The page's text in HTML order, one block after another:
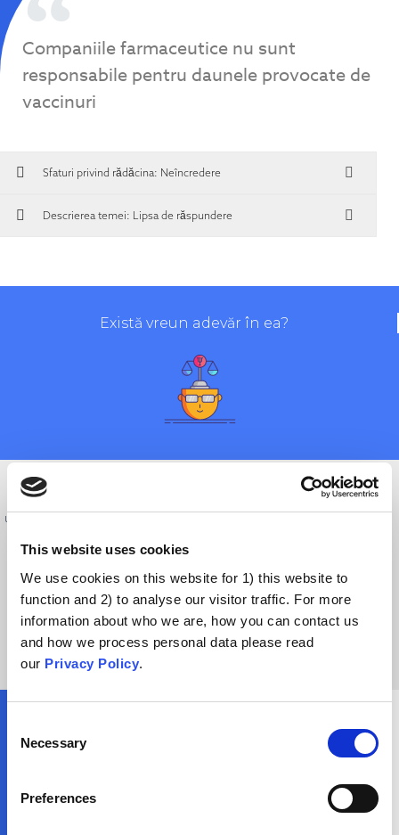
This website uses cookies
We use cookies on this website for 1) this website to
function and 2) to analyse our visitor traffic. For more
information about who we are, how you can contact us
and how we process personal data please read
our Privacy Policy.
Selection
Necessary
Preferences
Companiile farmaceutice nu sunt
responsabile pentru daunele provocate de
vaccinuri
Sfaturi privind rădăcina: Neîncredere
Descrierea temei: Lipsa de răspundere
Există vreun adevăr în ea?
oameni pot fi îngrijorați de vaccinuri deoarece, datorită autorizației de
utilizare de urgență a vaccinurilor COVID-19, companiile farmaceutice au
fost temporar protejate de răspundere. Oamenilor li se poate spune că
semnează derogări de răspundere. Acest lucru generează confuzie cu
privire la riscurile implicate. Este bine să fiți atenți la riscurile reale și la
semnificația acestora atunci când luați decizii privind vaccinarea
Ce i-aș putea spune cuiva ancorat în această